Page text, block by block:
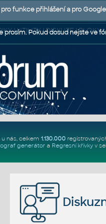
| UTILITY | DISKUZE |
nás, celkem 1.130.000
generátor a Regresní křivkyv
funkce přihlášení a pro
prosím. Pokud dosud nejste ve